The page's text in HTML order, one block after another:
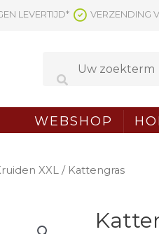
LEVERTIJD* VERZENDING
WEBSHOP
XXL / Kattengras